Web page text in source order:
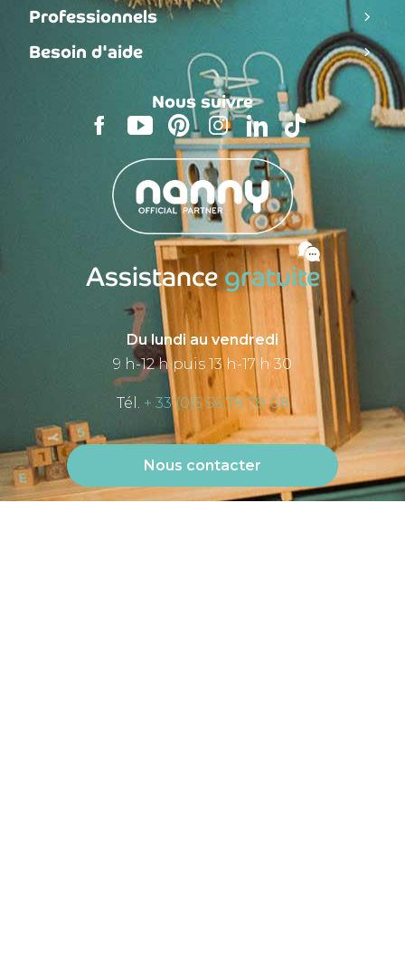
Professionnels
Besoin d'aide
Nous suivre
Assistance gratuite
Du lundi au vendredi
9 h-12 h puis 13 h-17 h 30
Tél. + 33 (0)5 56 78 78 08
Nous contacter